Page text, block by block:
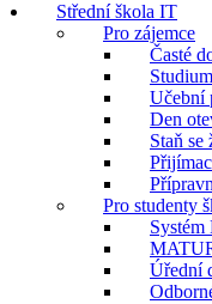
Střední škola IT
Pro zájemce
Časté
Studium
Učební
Den
Staň se
Pro studenty
Systém
Úřední